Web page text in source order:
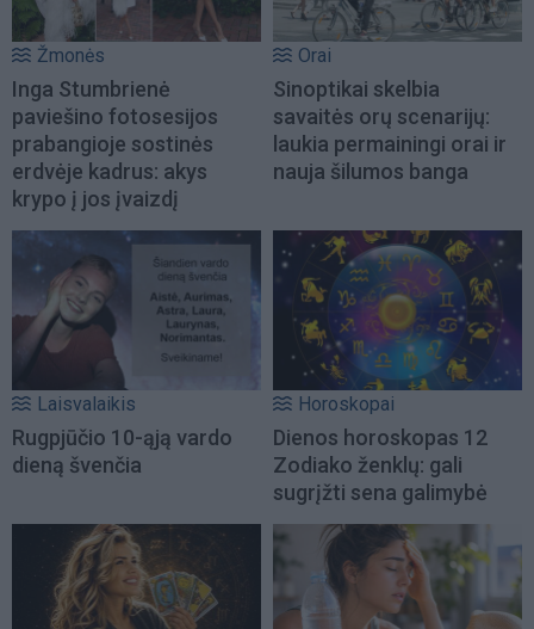
Žmonės
Inga Stumbrienė
paviešino fotosesijos
prabangioje sostinės
erdvėje kadrus: akys
krypo į jos įvaizdį
Orai
Sinoptikai skelbia
savaitės orų scenarijų:
laukia permainingi orai ir
nauja šilumos banga
Laisvalaikis
Rugpjūčio 10-ąją vardo
dieną švenčia
Horoskopai
Dienos horoskopas 12
Zodiako ženklų: gali
sugrįžti sena galimybė